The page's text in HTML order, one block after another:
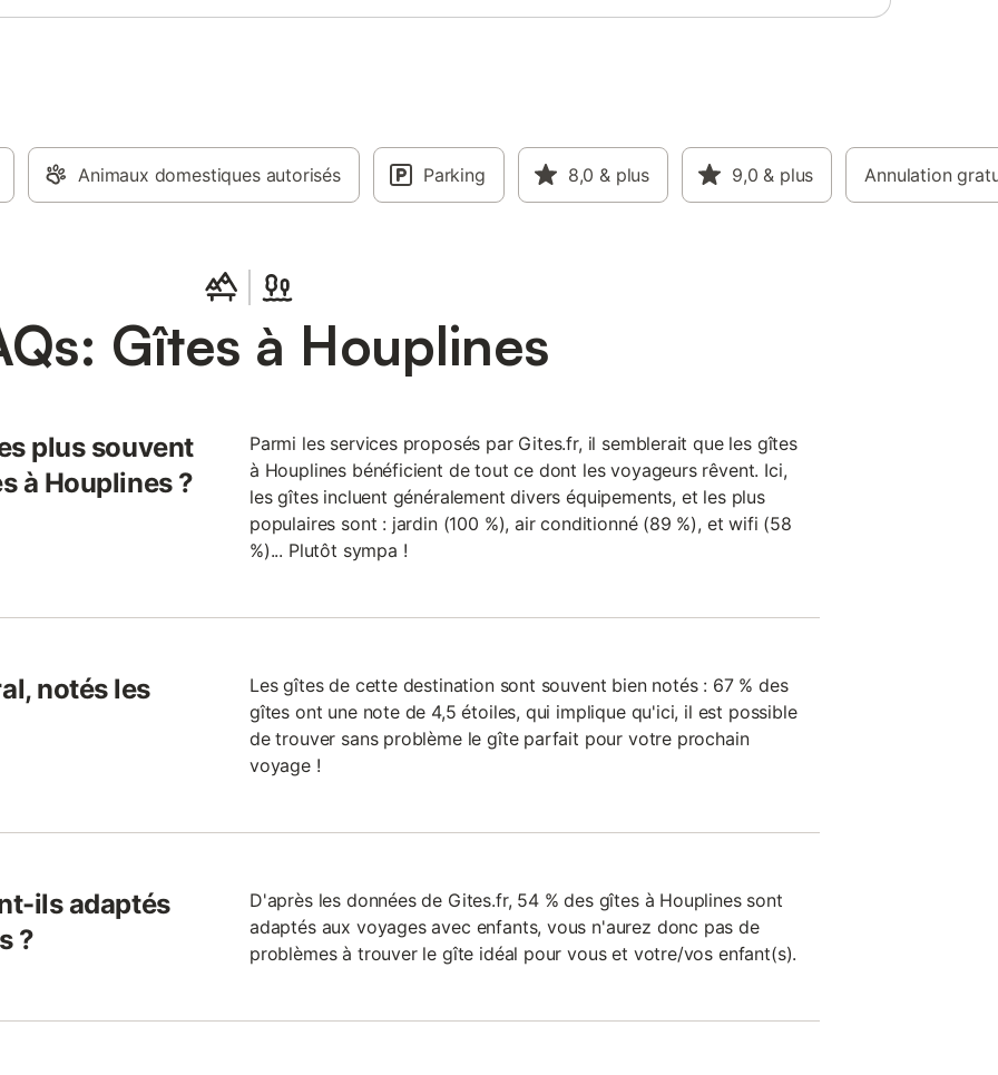
Animaux domestiques autorisés Parking 8,0 & plus 9,0 & plus Annulation
Gîtes à Houplines
plus souvent
à Houplines ?
Parmi les services proposés par Gites.fr, il semblerait que les gîtes
à Houplines bénéficient de tout ce dont les voyageurs rêvent. Ici,
les gîtes incluent généralement divers équipements, et les plus
populaires sont : jardin (100 %), air conditionné (89 %), et wifi (58
%)... Plutôt sympa !
notés les
Les gîtes de cette destination sont souvent bien notés : 67 % des
gîtes ont une note de 4,5 étoiles, qui implique qu'ici, il est possible
de trouver sans problème le gîte parfait pour votre prochain
voyage !
ils adaptés
?
D'après les données de Gites.fr, 54 % des gîtes à Houplines sont
adaptés aux voyages avec enfants, vous n'aurez donc pas de
problèmes à trouver le gîte idéal pour vous et votre/vos enfant(s).